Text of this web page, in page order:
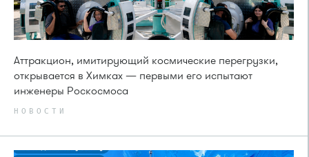
Аттракцион, имитирующий космические перегрузки,
открывается в Химках — первыми его испытают
инженеры Роскосмоса
НОВОСТИ